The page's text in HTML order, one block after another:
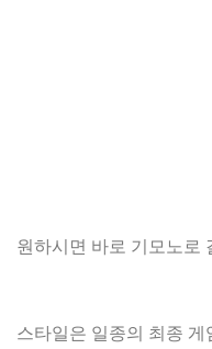
원하시면 바로 기모노로
스타일은 일종의 최종